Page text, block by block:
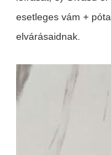
esetleges vám +
elvárásaidnak.